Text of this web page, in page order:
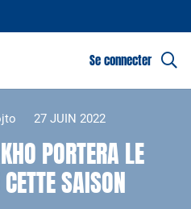
Se connecter
27 JUIN 2022
PORTERA LE
SAISON